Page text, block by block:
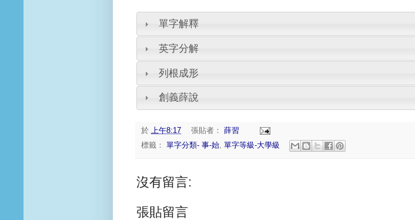
單字解釋
英字分解
列根成形
創義薛說
於 上午8:17 張貼者：
薛習
標籤： 單字分類- 事-始, 單字等級-大學級
沒有留言:
張貼留言